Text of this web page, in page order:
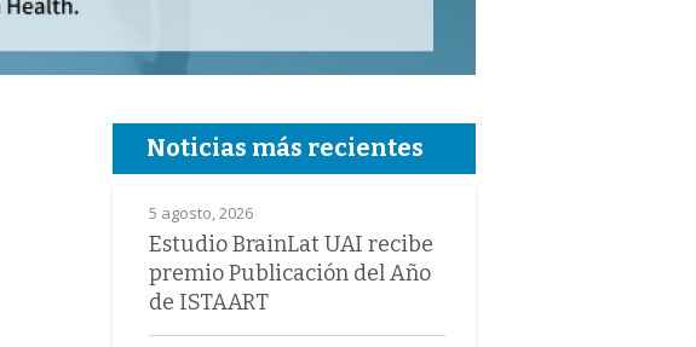
Noticias más recientes
5 agosto, 2026
Estudio BrainLat UAI recibe
premio Publicación del Año
de ISTAART